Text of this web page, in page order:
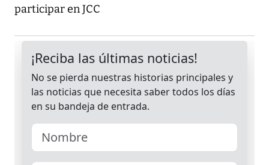
participar en JCC